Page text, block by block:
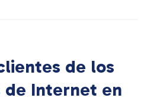
de los
de Internet en